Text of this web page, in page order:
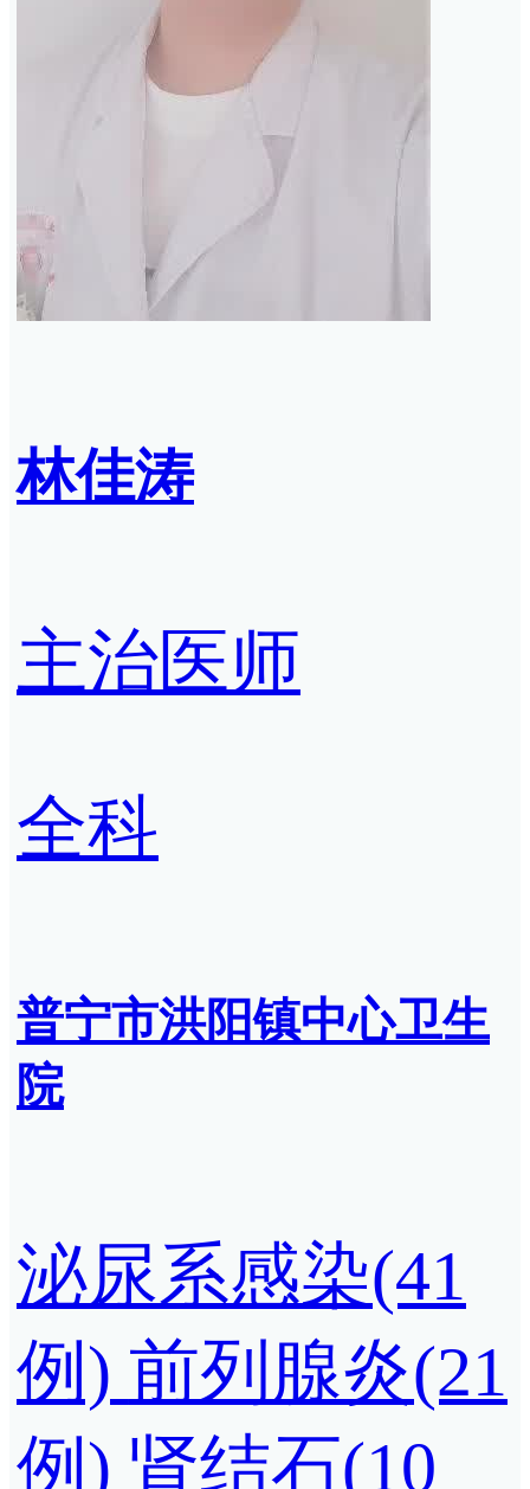
林佳涛
主治医师
全科
普宁市洪阳镇中心卫生
院
泌尿系感染(41
例) 前列腺炎(21
例) 肾结石(10